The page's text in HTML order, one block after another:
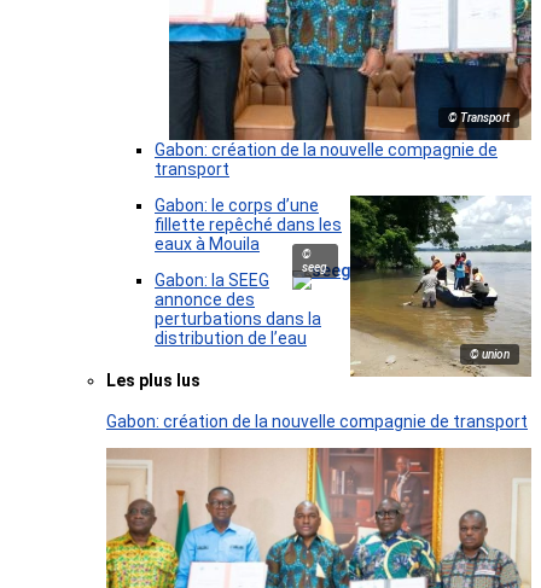
© Transport
Gabon: création de la nouvelle compagnie de
transport
© union
Gabon: le corps d’une
fillette repêché dans les
eaux à Mouila
©
seeg
Gabon: la SEEG
annonce des
perturbations dans la
distribution de l’eau
Les plus lus
Gabon: création de la nouvelle compagnie de transport